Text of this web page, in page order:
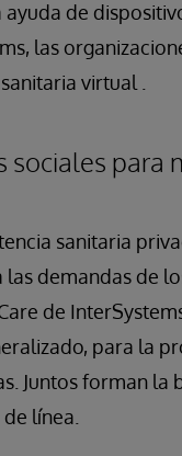
ayuda de
las
virtual .
sociales para
sanitaria
demandas de
de
para la
Juntos forman
línea.